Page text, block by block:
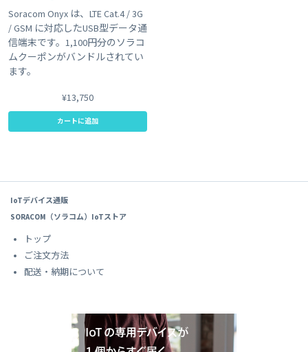
Soracom Onyx は、LTE Cat.4 / 3G
/ GSM に対応したUSB型データ通
信端末です。1,100円分のソラコ
ムクーポンがバンドルされてい
ます。
¥13,750
カートに追加
IoTデバイス通販
SORACOM（ソラコム）IoTストア
トップ
ご注文方法
配送・納期について